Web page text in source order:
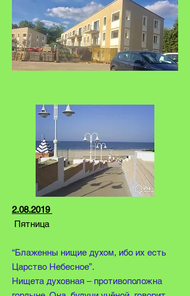
2.08.2019
Пятница
“Блаженны нищие духом, ибо их есть
Царство Небесное”.
Нищета духовная ‒ противоположна